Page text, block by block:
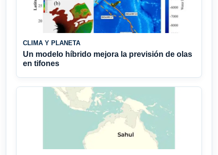
CLIMA Y PLANETA
Un modelo híbrido mejora la previsión de olas
en tifones